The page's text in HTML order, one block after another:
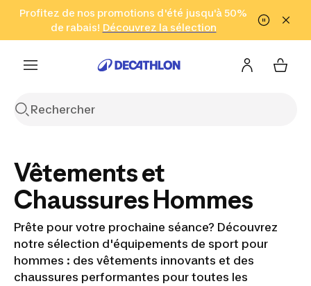
Aller à la recherche Aller au contenu Aller au pied de
Profitez de nos promotions d'été jusqu'à 50%
de rabais! Découvrez la sélection
Cliquez ici
en seulement 2 h!
(Zones sélectionnées)
Vêtements et
Chaussures Hommes
Prête pour votre prochaine séance? Découvrez
notre sélection d'équipements de sport pour
hommes : des vêtements innovants et des
chaussures performantes pour toutes les